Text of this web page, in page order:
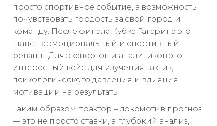
просто спортивное событие, а возможность
почувствовать гордость за свой город и
команду. После финала Кубка Гагарина это
шанс на эмоциональный и спортивный
реванш. Для экспертов и аналитиков это
интересный кейс для изучения тактик,
психологического давления и влияния
мотивации на результаты.
Таким образом, трактор – локомотив прогноз
— это не просто ставки, а глубокий анализ,